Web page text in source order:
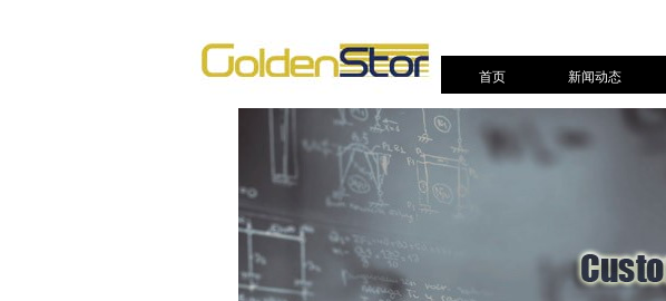
首页 新闻动态